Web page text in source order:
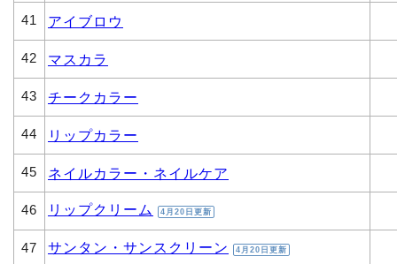
41 アイブロウ
42 マスカラ
43 チークカラー
44 リップカラー
45 ネイルカラー・ネイルケア
46 リップクリーム 4月20日更新
47 サンタン・サンスクリーン 4月20日更新